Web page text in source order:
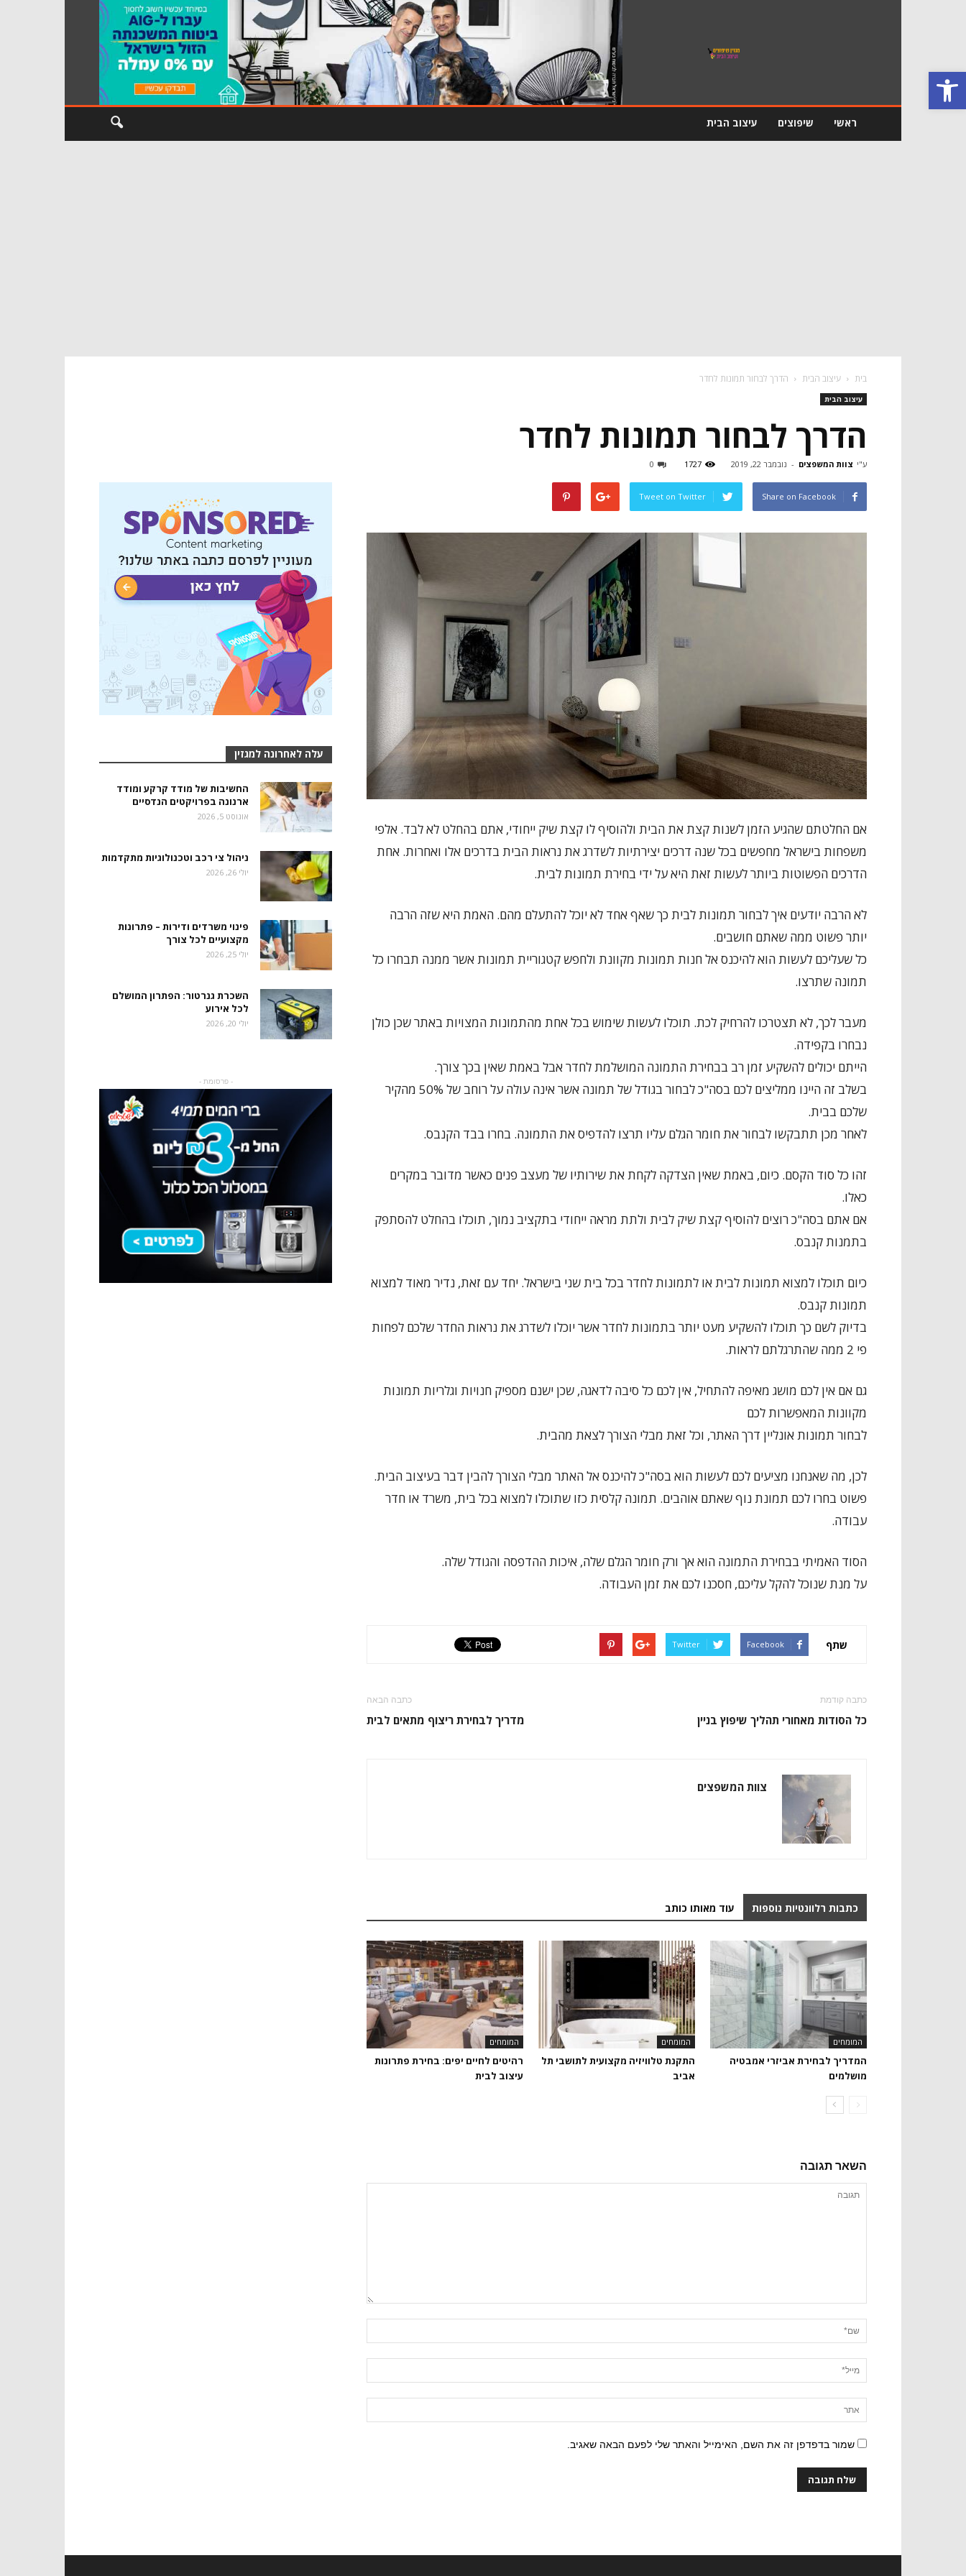
פתח סרגל נגישות
- פרסומת -
ראשי שיפוצים עיצוב הבית
בית עיצוב הבית הדרך לבחור תמונות לחדר
עיצוב הבית
הדרך לבחור תמונות לחדר
ע"י צוות המשפצים - נובמבר 22, 2019 1727
0
Share on Facebook
Tweet on Twitter
אם החלטתם שהגיע הזמן לשנות קצת את הבית ולהוסיף לו קצת שיק ייחודי, אתם בהחלט לא לבד. אלפי
משפחות בישראל מחפשים בכל שנה דרכים יצירתיות לשדרג את נראות הבית בדרכים אלו ואחרות. אחת
הדרכים הפשוטות ביותר לעשות זאת היא על ידי בחירת תמונות לבית.
לא הרבה יודעים איך לבחור תמונות לבית כך שאף אחד לא יוכל להתעלם מהם. האמת היא שזה הרבה
יותר פשוט ממה שאתם חושבים.
כל שעליכם לעשות הוא להיכנס אל חנות תמונות מקוונת ולחפש קטגוריית תמונות אשר ממנה תבחרו כל
תמונה שתרצו.
מעבר לכך, לא תצטרכו להרחיק לכת. תוכלו לעשות שימוש בכל אחת מהתמונות המצויות באתר שכן כולן
נבחרו בקפידה.
הייתם יכולים להשקיע זמן רב בבחירת התמונה המושלמת לחדר אבל באמת שאין בכך צורך.
בשלב זה היינו ממליצים לכם בסה"כ לבחור בגודל של תמונה אשר אינה עולה על רוחב של 50% מהקיר
שלכם בבית.
לאחר מכן תתבקשו לבחור את חומר הגלם עליו תרצו להדפיס את התמונה. בחרו בבד הקנבס.
זהו כל סוד הקסם. כיום, באמת שאין הצדקה לקחת את שירותיו של מעצב פנים כאשר מדובר במקרים
כאלו.
אם אתם בסה"כ רוצים להוסיף קצת שיק לבית ולתת מראה ייחודי בתקציב נמוך, תוכלו בהחלט להסתפק
בתמנות קנבס.
כיום תוכלו למצוא תמונות לבית או לתמונות לחדר בכל בית שני בישראל. יחד עם זאת, נדיר מאוד למצוא
תמונות קנבס.
בדיוק לשם כך תוכלו להשקיע מעט יותר בתמונות לחדר אשר יוכלו לשדרג את נראות החדר שלכם לפחות
פי 2 ממה שהתרגלתם לראות.
גם אם אין לכם מושג מאיפה להתחיל, אין לכם כל סיבה לדאגה, שכן ישנם מספיק חנויות וגלריות תמונות
מקוונות המאפשרות לכם
לבחור תמונות אונליין דרך האתר, וכל זאת מבלי הצורך לצאת מהבית.
לכן, מה שאנחנו מציעים לכם לעשות הוא בסה"כ להיכנס אל האתר מבלי הצורך להבין דבר בעיצוב הבית.
פשוט בחרו לכם תמונת נוף שאתם אוהבים. תמונה קלסית כזו שתוכלו למצוא בכל בית, משרד או חדר
עבודה.
הסוד האמיתי בבחירת התמונה הוא אך ורק חומר הגלם שלה, איכות ההדפסה והגודל שלה.
על מנת שנוכל להקל עליכם, חסכנו לכם את זמן העבודה.
שתף Facebook
Twitter
כתבה קודמת
כל הסודות מאחורי תהליך שיפוץ בניין
כתבה הבאה
מדריך לבחירת ריצוף מתאים לבית
צוות המשפצים
כתבות רלוונטיות נוספות עוד מאותו כותב
המומחים
המדריך לבחירת אביזרי אמבטיה
מושלמים
המומחים
התקנת טלוויזיה מקצועית לתושבי תל
אביב
המומחים
רהיטים לחיים יפים: בחירת פתרונות
עיצוב לבית
השאר תגובה
שמור בדפדפן זה את השם, האימייל והאתר שלי לפעם הבאה שאגיב.
עלה לאחרונה למגזין
החשיבות של מודד קרקע ומודד
ארנונה בפרויקטים הנדסיים
אוגוסט 5, 2026
ניהול צי רכב וטכנולוגיות מתקדמות
יולי 26, 2026
פינוי משרדים ודירות – פתרונות
מקצועיים לכל צורך
יולי 25, 2026
השכרת גנרטור: הפתרון המושלם
לכל אירוע
יולי 20, 2026
- פרסומת -